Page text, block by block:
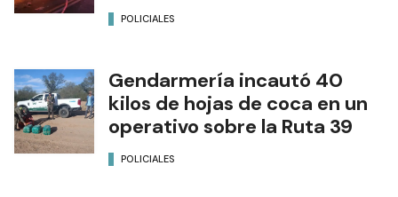
POLICIALES
Gendarmería incautó 40
kilos de hojas de coca en un
operativo sobre la Ruta 39
POLICIALES